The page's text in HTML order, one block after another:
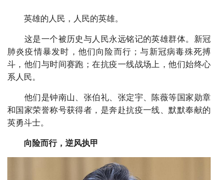
英雄的人民，人民的英雄。
这是一个被历史与人民永远铭记的英雄群体。新冠
肺炎疫情暴发时，他们向险而行；与新冠病毒殊死搏
斗，他们与时间赛跑；在抗疫一线战场上，他们始终心
系人民。
他们是钟南山、张伯礼、张定宇、陈薇等国家勋章
和国家荣誉称号获得者，是奔赴抗疫一线、默默奉献的
英勇斗士。
向险而行，逆风执甲